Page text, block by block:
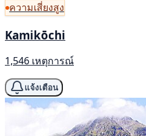
ความเสี่ยงสูง
Kamikōchi
1,546 เหตุการณ์
แจ้งเตือน